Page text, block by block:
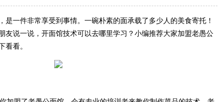
是一件非常享受到事情。一碗朴素的面承载了多少人的美食寄托！
友说一说，开面馆技术可以去哪里学习？小编推荐大家加盟老愚公
看看。